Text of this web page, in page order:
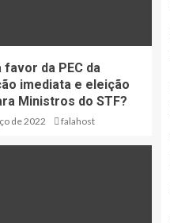
favor da PEC da
imediata e eleição
Ministros do STF?
de 2022 falahost